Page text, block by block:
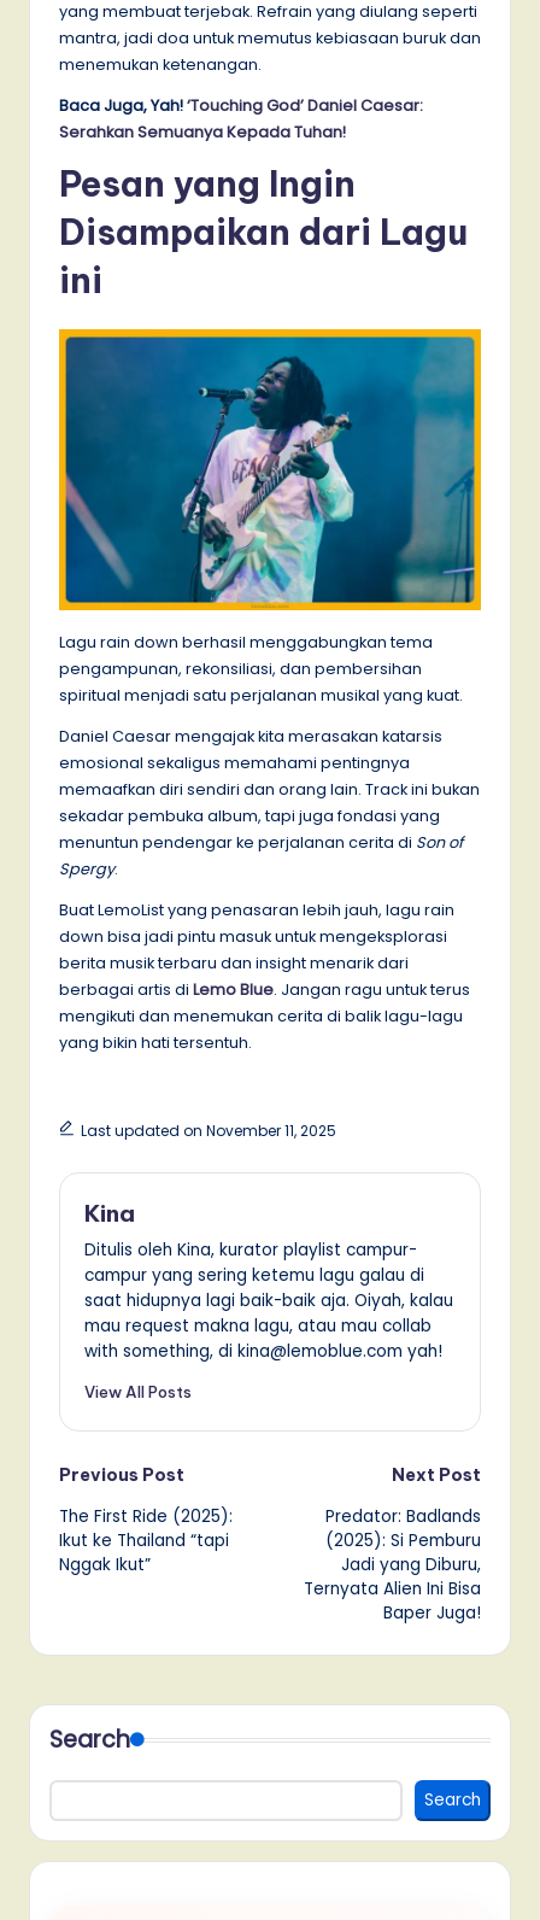
yang membuat terjebak. Refrain yang diulang seperti
mantra, jadi doa untuk memutus kebiasaan buruk dan
menemukan ketenangan.
Baca Juga, Yah!‘Touching God’ Daniel Caesar:
Serahkan Semuanya Kepada Tuhan!
Pesan yang Ingin
Disampaikan dari Lagu
ini
Lagu rain down berhasil menggabungkan tema
pengampunan, rekonsiliasi, dan pembersihan
spiritual menjadi satu perjalanan musikal yang kuat.
Daniel Caesar mengajak kita merasakan katarsis
emosional sekaligus memahami pentingnya
memaafkan diri sendiri dan orang lain. Track ini bukan
sekadar pembuka album, tapi juga fondasi yang
menuntun pendengar ke perjalanan cerita di Son of
Spergy.
Buat LemoList yang penasaran lebih jauh, lagu rain
down bisa jadi pintu masuk untuk mengeksplorasi
berita musik terbaru dan insight menarik dari
berbagai artis di Lemo Blue. Jangan ragu untuk terus
mengikuti dan menemukan cerita di balik lagu-lagu
yang bikin hati tersentuh.
Last updated on November 11, 2025
Kina
Ditulis oleh Kina, kurator playlist campur-
campur yang sering ketemu lagu galau di
saat hidupnya lagi baik-baik aja. Oiyah, kalau
mau request makna lagu, atau mau collab
with something, di kina@lemoblue.com yah!
View All Posts
Post
navigation
Previous Post
The First Ride (2025):
Ikut ke Thailand “tapi
Nggak Ikut”
Next Post
Predator: Badlands
(2025): Si Pemburu
Jadi yang Diburu,
Ternyata Alien Ini Bisa
Baper Juga!
Search
Search